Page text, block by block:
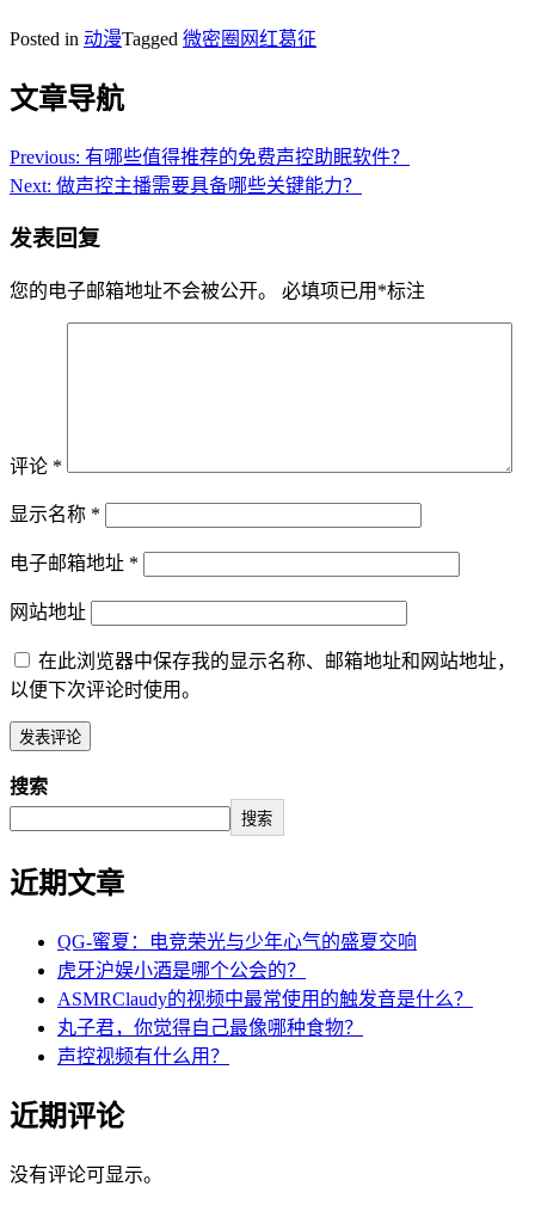
Posted in 动漫Tagged 微密圈网红葛征
文章导航
Previous: 有哪些值得推荐的免费声控助眠软件？
Next: 做声控主播需要具备哪些关键能力？
发表回复
您的电子邮箱地址不会被公开。 必填项已用 *标注
评论 *
显示名称 *
电子邮箱地址 *
网站地址
在此浏览器中保存我的显示名称、邮箱地址和网站地址，
以便下次评论时使用。
搜索
搜索
近期文章
QG-蜜夏：电竞荣光与少年心气的盛夏交响
虎牙沪娱小酒是哪个公会的？
ASMRClaudy的视频中最常使用的触发音是什么？
丸子君，你觉得自己最像哪种食物？
声控视频有什么用？
近期评论
没有评论可显示。